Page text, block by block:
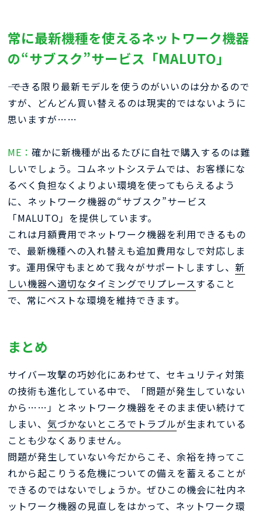
常に最新機種を使えるネットワーク機器
の“サブスク”サービス「MALUTO」
―― できる限り最新モデルを使うのがいいのは分かるので
すが、どんどん買い替えるのは現実的ではないように
思いますが……
ME：確かに新機種が出るたびに自社で購入するのは難
しいでしょう。コムネットシステムでは、お客様にな
るべく負担なくよりよい環境を使ってもらえるよう
に、ネットワーク機器の“サブスク”サービス
「MALUTO」を提供しています。
これは月額費用でネットワーク機器を利用できるもの
で、最新機種への入れ替えも追加費用なしで対応しま
す。運用保守もまとめて我々がサポートしますし、新
しい機器へ適切なタイミングでリプレースすること
で、常にベストな環境を維持できます。
まとめ
サイバー攻撃の巧妙化にあわせて、セキュリティ対策
の技術も進化している中で、「問題が発生していない
から……」とネットワーク機器をそのまま使い続けて
しまい、気づかないところでトラブルが生まれている
ことも少なくありません。
問題が発生していない今だからこそ、余裕を持ってこ
れから起こりうる危機についての備えを蓄えることが
できるのではないでしょうか。ぜひこの機会に社内ネ
ットワーク機器の見直しをはかって、ネットワーク環